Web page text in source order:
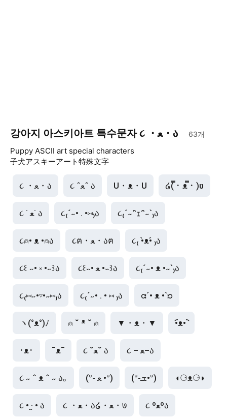
강아지 아스키아트 특수문자 ૮ ・ﻌ・ა 63개
Puppy ASCII art special characters
子犬アスキーアート特殊文字
૮ ・ﻌ・ა ૮ ˆﻌˆ ა U・ᴥ・U ໒( ̿･ ᴥ ̿･ )ʋ
૮ ˙ ﻌ˙ ა ૮₍´˶• . •⑅₎ა ૮₍´˶ᵔｪᵔ˶`₎ა
૮⍝• ᴥ •⍝ა ૮ฅ・ﻌ・აฅ ૮₍ •̀ᴥ•́ ₎ა
૮꒰ ˶• ༝ •˶꒱ა ૮꒰˵• ﻌ •˵꒱ა ૮₍´˶• ᴥ •˶`₎ა
૮₍⑅˶•▿•˶⑅₎ა ૮₍´˶• . • ⑅ ₎ა ᘳ´• ᴥ •`ᘰ
ヽ(°ᴥ°)ﾉ ⍝ ˘ ᵜ ˘ ⍝ ▼・ᴥ・▼ •︠ᴥ•︡
･ᴥ･ ¯ᴥ¯ ૮ ˘ﻌ˘ ა ૮ – ﻌ–ა
૮ ˶ ˆ ᴥ ˆ ˶ ა｡ (ᐡ- ﻌ •ᐡ) (ᐡ-ܫ•ᐡ) ◖⚆ᴥ⚆◗
૮ • ·̫ • ა ૮ ・ﻌ・ა໒・ﻌ・७ ૮ ºﻌºა